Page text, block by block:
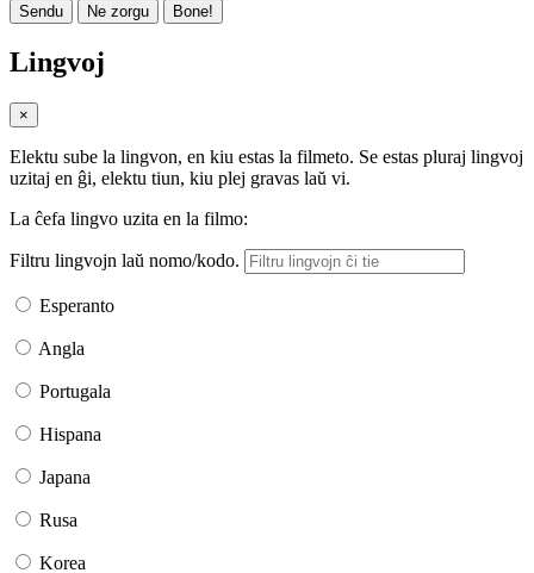
Sendu Ne zorgu Bone!
Lingvoj
×
Elektu sube la lingvon, en kiu estas la filmeto. Se estas pluraj lingvoj
uzitaj en ĝi, elektu tiun, kiu plej gravas laŭ vi.
La ĉefa lingvo uzita en la filmo:
Filtru lingvojn laŭ nomo/kodo.
Esperanto
Angla
Portugala
Hispana
Japana
Rusa
Korea